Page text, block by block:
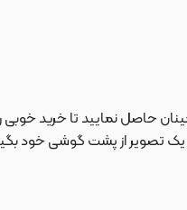
حاصل نمایید تا خرید خوبی
یک تصویر از پشت گوشی خود